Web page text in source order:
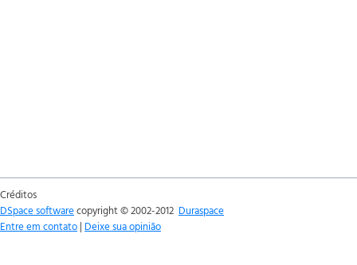
Créditos
DSpace softwarecopyright © 2002-2012 Duraspace
Entre em contato | Deixe sua opinião